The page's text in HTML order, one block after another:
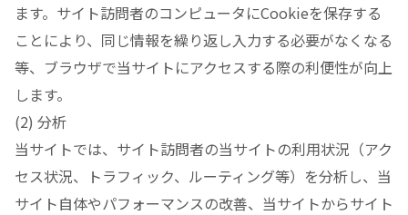
ます。サイト訪問者のコンピュータにCookieを保存する
ことにより、同じ情報を繰り返し入力する必要がなくなる
等、ブラウザで当サイトにアクセスする際の利便性が向上
します。
(2) 分析
当サイトでは、サイト訪問者の当サイトの利用状況（アク
セス状況、トラフィック、ルーティング等）を分析し、当
サイト自体やパフォーマンスの改善、当サイトからサイト